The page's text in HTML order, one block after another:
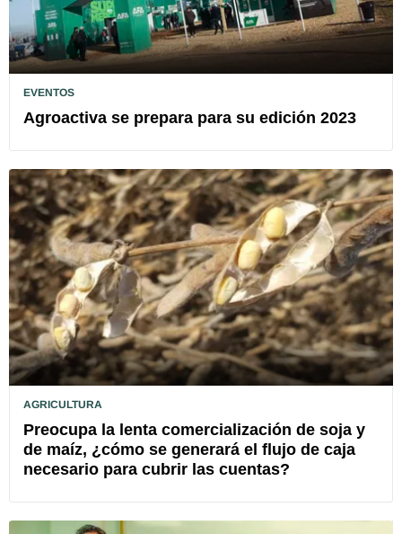
EVENTOS
Agroactiva se prepara para su edición 2023
AGRICULTURA
Preocupa la lenta comercialización de soja y
de maíz, ¿cómo se generará el flujo de caja
necesario para cubrir las cuentas?